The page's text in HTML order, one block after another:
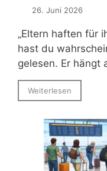
26. Juni 2026
„Eltern haften für
hast du
gelesen. Er hängt
Weiterlesen